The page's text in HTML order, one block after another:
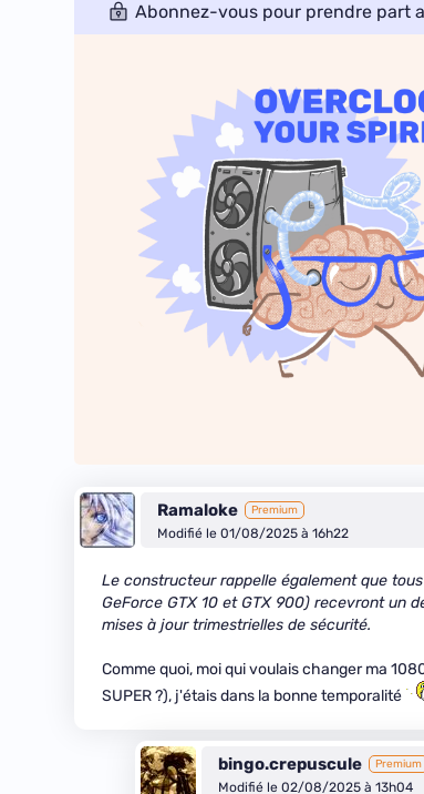
Abonnez-vous pour prendre part
Ramaloke Premium
Modifié le 01/08/2025 à 16h22
Le constructeur rappelle également que
GeForce GTX 10 et GTX 900) recevront un
mises à jour trimestrielles de sécurité.
Comme quoi, moi qui voulais changer ma
SUPER ?), j'étais dans la bonne temporalité
bingo.crepuscule Premium
Modifié le 02/08/2025 à 13h04